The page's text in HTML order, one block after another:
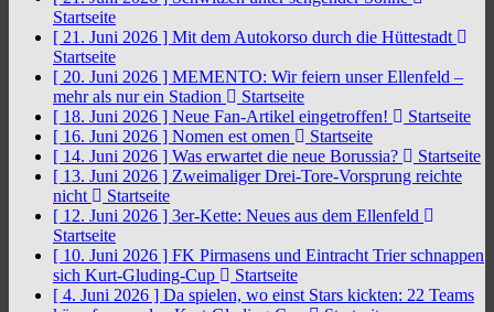
Startseite
[ 21. Juni 2026 ] Mit dem Autokorso durch die Hüttestadt
Startseite
[ 20. Juni 2026 ] MEMENTO: Wir feiern unser Ellenfeld –
mehr als nur ein Stadion
Startseite
[ 18. Juni 2026 ] Neue Fan-Artikel eingetroffen!
Startseite
[ 16. Juni 2026 ] Nomen est omen
Startseite
[ 14. Juni 2026 ] Was erwartet die neue Borussia?
Startseite
[ 13. Juni 2026 ] Zweimaliger Drei-Tore-Vorsprung reichte
nicht
Startseite
[ 12. Juni 2026 ] 3er-Kette: Neues aus dem Ellenfeld
Startseite
[ 10. Juni 2026 ] FK Pirmasens und Eintracht Trier schnappen
sich Kurt-Gluding-Cup
Startseite
[ 4. Juni 2026 ] Da spielen, wo einst Stars kickten: 22 Teams